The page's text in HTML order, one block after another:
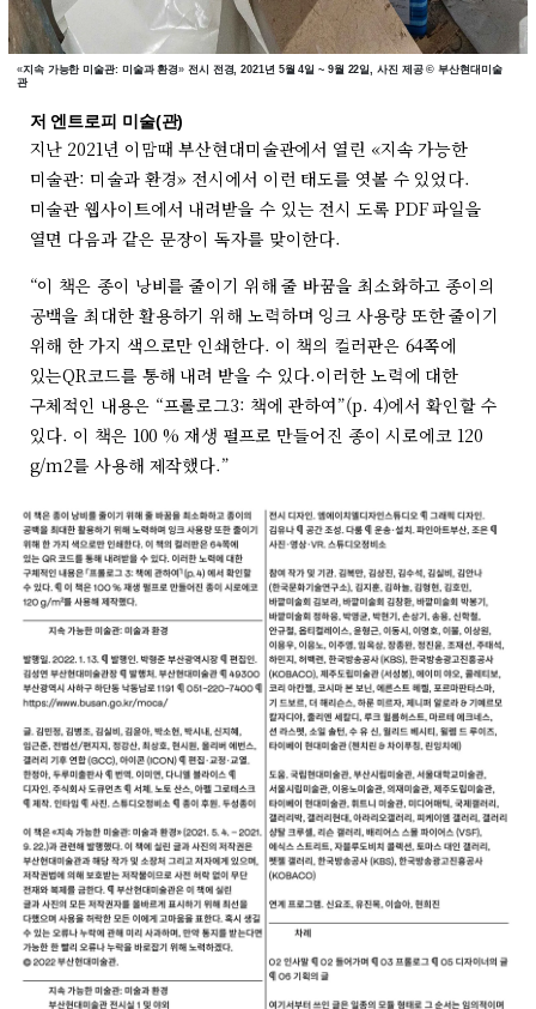
«지속 가능한 미술관: 미술과 환경» 전시 전경, 2021년 5월 4일 ~ 9월 22일, 사진 제공 © 부산현대미술
관
저 엔트로피 미술(관)
지난 2021년 이맘때 부산현대미술관에서 열린 «지속 가능한
미술관: 미술과 환경» 전시에서 이런 태도를 엿볼 수 있었다.
미술관 웹사이트에서 내려받을 수 있는 전시 도록 PDF 파일을
열면 다음과 같은 문장이 독자를 맞이한다.
“이 책은 종이 낭비를 줄이기 위해 줄 바꿈을 최소화하고 종이의
공백을 최대한 활용하기 위해 노력하며 잉크 사용량 또한 줄이기
위해 한 가지 색으로만 인쇄한다. 이 책의 컬러판은 64쪽에
있는QR코드를 통해 내려 받을 수 있다.이러한 노력에 대한
구체적인 내용은 “프롤로그3: 책에 관하여”(p. 4)에서 확인할 수
있다. 이 책은 100 % 재생 펄프로 만들어진 종이 시로에코 120
g/m2를 사용해 제작했다.”